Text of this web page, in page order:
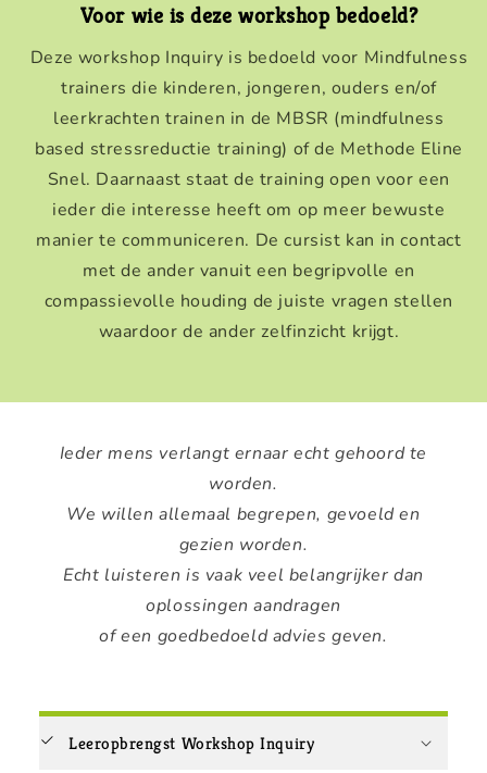
Voor wie is deze workshop bedoeld?
Deze workshop Inquiry is bedoeld voor Mindfulness
trainers die kinderen, jongeren, ouders en/of
leerkrachten trainen in de MBSR (mindfulness
based stressreductie training) of de Methode Eline
Snel. Daarnaast staat de training open voor een
ieder die interesse heeft om op meer bewuste
manier te communiceren. De cursist kan in contact
met de ander vanuit een begripvolle en
compassievolle houding de juiste vragen stellen
waardoor de ander zelfinzicht krijgt.
Ieder mens verlangt ernaar echt gehoord te
worden.
We willen allemaal begrepen, gevoeld en
gezien worden.
Echt luisteren is vaak veel belangrijker dan
oplossingen aandragen
of een goedbedoeld advies geven.
Leeropbrengst Workshop Inquiry